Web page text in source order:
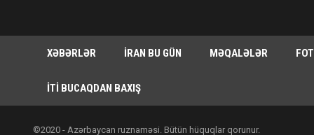
XƏBƏRLƏR İRAN BU GÜN MƏQALƏLƏR
İTI BUCAQDAN BAXIŞ
©2020 - Azərbaycan ruznaməsi. Bütün hüquqlar qorunur.